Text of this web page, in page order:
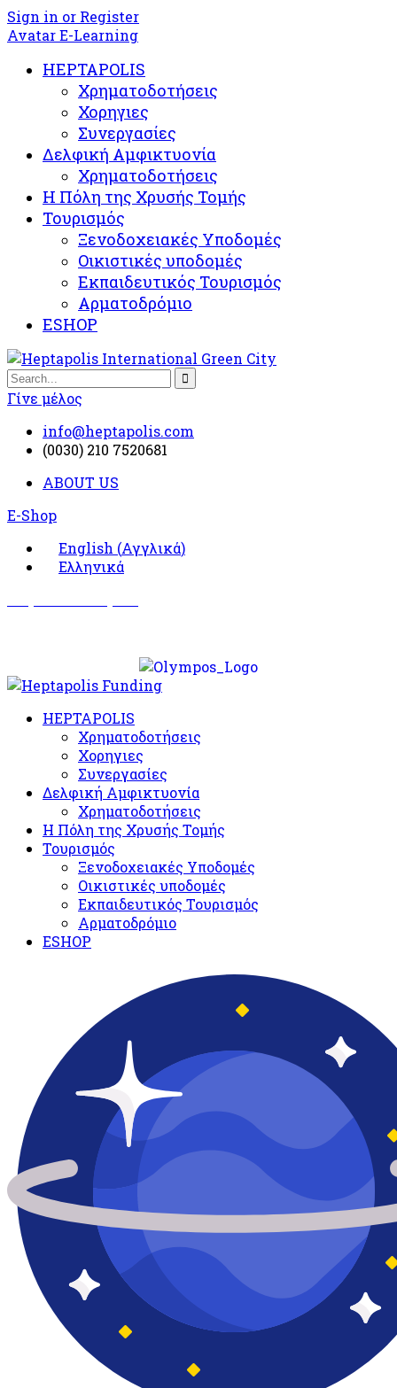
Sign in or Register
Avatar E-Learning
HEPTAPOLIS
Χρηματοδοτήσεις
Χορηγιες
Συνεργασίες
Δελφική Αμφικτυονία
Χρηματοδοτήσεις
Η Πόλη της Χρυσής Τομής
Τουρισμός
Ξενοδοχειακές Υποδομές​
Oικιστικές υποδομές
Εκπαιδευτικός Τουρισμός
Αρματοδρόμιο
ESHOP
Γίνε μέλος
info@heptapolis.com
(0030) 210 7520681
ABOUT US
E-Shop
English (Αγγλικά)
Ελληνικά
HEPTAPOLIS
Χρηματοδοτήσεις
Χορηγιες
Συνεργασίες
Δελφική Αμφικτυονία
Χρηματοδοτήσεις
Η Πόλη της Χρυσής Τομής
Τουρισμός
Ξενοδοχειακές Υποδομές​
Oικιστικές υποδομές
Εκπαιδευτικός Τουρισμός
Αρματοδρόμιο
ESHOP